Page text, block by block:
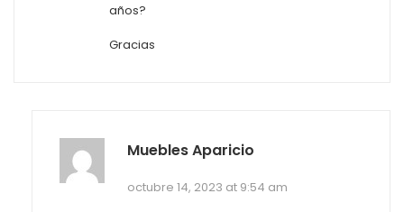
años?
Gracias
Muebles Aparicio
octubre 14, 2023 at 9:54 am